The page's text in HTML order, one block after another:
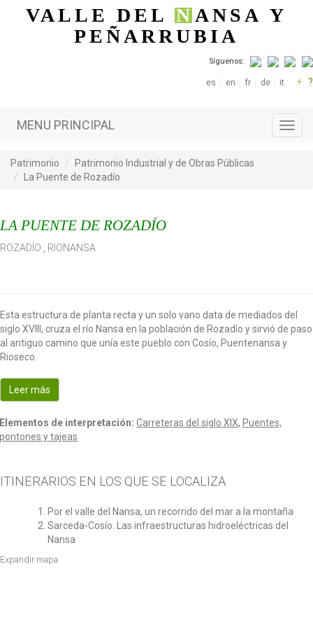
Pasar al contenido principal
VALLE DELNANSA Y
PEÑARRUBIA
Síguenos:
es en fr de it + ?
MENU PRINCIPAL
Patrimonio
Patrimonio Industrial y de Obras Públicas
La Puente de Rozadío
LA PUENTE DE ROZADÍO
ROZADÍO RIONANSA
Esta estructura de planta recta y un solo vano data de mediados del
siglo XVIII, cruza el río Nansa en la población de Rozadío y sirvió de paso
al antiguo camino que unía este pueblo con Cosío, Puentenansa y
Rioseco.
Leer más
Elementos de interpretación: Carreteras del siglo XIX, Puentes,
pontones y tajeas
ITINERARIOS EN LOS QUE SE LOCALIZA
Por el valle del Nansa, un recorrido del mar a la montaña
Sarceda-Cosío. Las infraestructuras hidroeléctricas del
Nansa
Expandir mapa